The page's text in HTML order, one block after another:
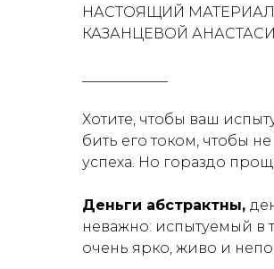
НАСТОЯЩИЙ МАТЕРИАЛ
КАЗАНЦЕВОЙ
Хотите, чтобы ваш
бить его током, чтобы
успеха. Но гораздо
Деньги абстрактны,
неважно: испытуемый в
очень ярко, живо и